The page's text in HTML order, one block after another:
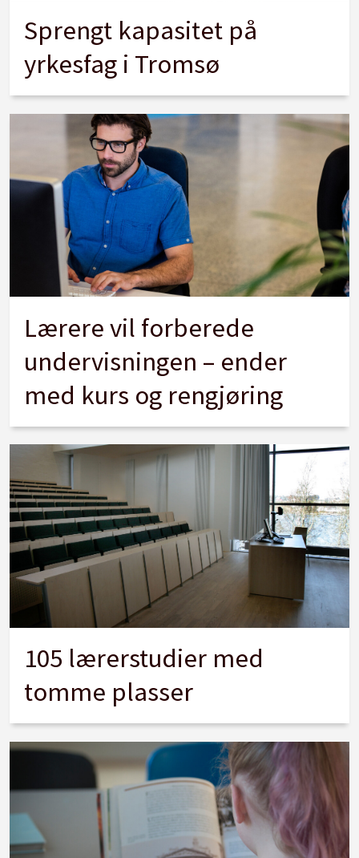
Sprengt kapasitet på
yrkesfag i Tromsø
Lærere vil forberede
undervisningen – ender
med kurs og rengjøring
105 lærerstudier med
tomme plasser